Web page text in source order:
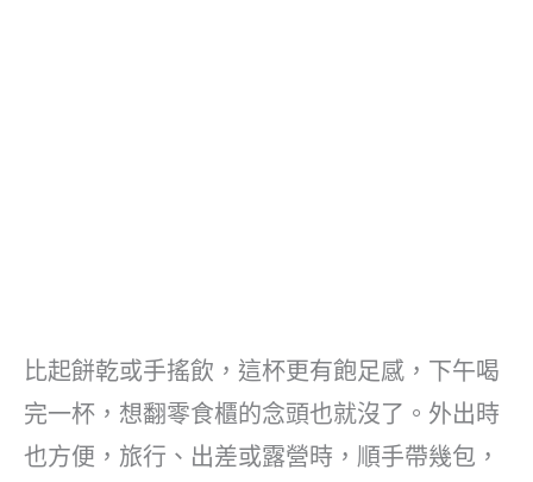
比起餅乾或手搖飲，這杯更有飽足感，下午喝
完一杯，想翻零食櫃的念頭也就沒了。外出時
也方便，旅行、出差或露營時，順手帶幾包，